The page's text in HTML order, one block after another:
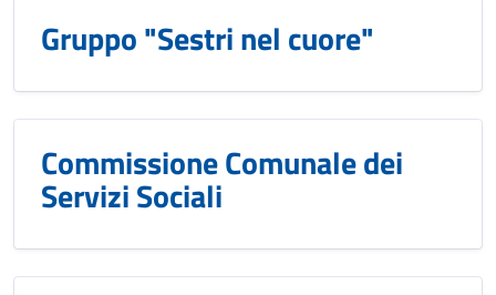
Gruppo "Sestri nel cuore"
Commissione Comunale dei
Servizi Sociali